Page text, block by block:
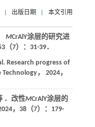
出版日期 本文引用
MCrAlY涂层的研究进
（7）：31-39．
Research progress of
Technology， 2024，
．改性MCrAlY涂层的
， 38（7）：179-